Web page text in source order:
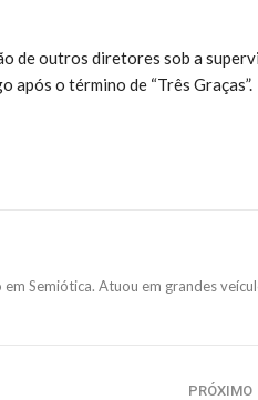
de outros diretores sob a
o término de “Três Graças”.
Semiótica. Atuou em grandes
PRÓXIMO